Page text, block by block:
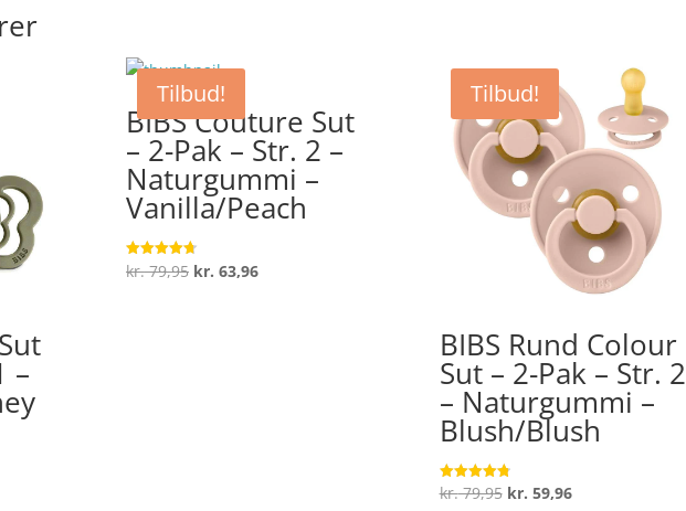
–
Tilbud!
BIBS Couture Sut
– 2-Pak – Str. 2 –
Naturgummi –
Vanilla/Peach
Vurderet
4.7
kr.79,95 Den
kr. 63,96Den
Tilbud!
BIBS Rund Colour
Sut – 2-Pak – Str. 2
– Naturgummi –
Blush/Blush
Vurderet
4.8
kr.79,95 Den
kr. 59,96Den